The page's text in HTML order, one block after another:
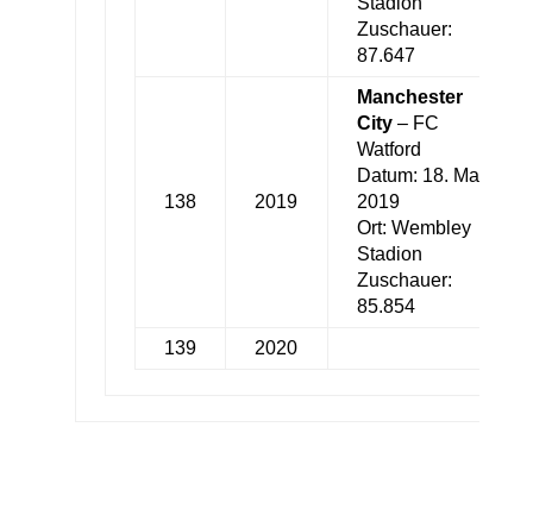
Zuschauer:
87.647
138 2019
Manchester
City – FC
Watford
Datum: 18. Mai
2019
Ort: Wembley
Stadion
Zuschauer:
85.854
139 2020